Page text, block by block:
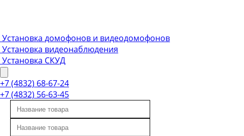
Установка домофонов и видеодомофонов
Установка видеонаблюдения
Установка СКУД
+7 (4832) 68-67-24
+7 (4832) 56-63-45